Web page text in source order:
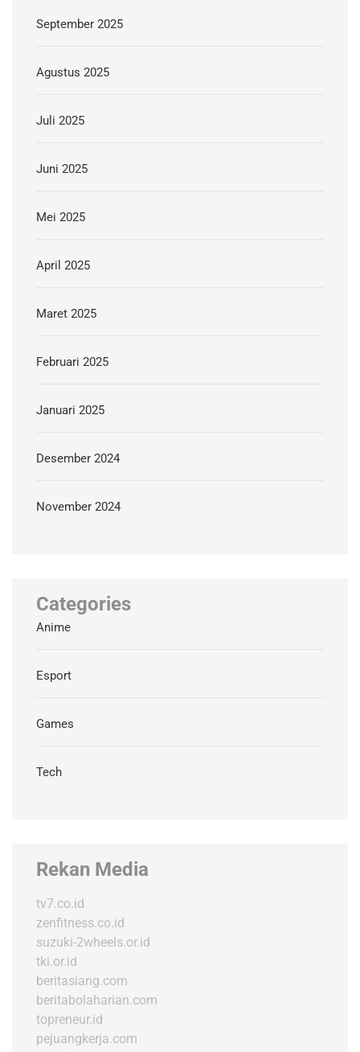
September 2025
Agustus 2025
Juli 2025
Juni 2025
Mei 2025
April 2025
Maret 2025
Februari 2025
Januari 2025
Desember 2024
November 2024
Categories
Anime
Esport
Games
Tech
Rekan Media
tv7.co.id
zenfitness.co.id
suzuki-2wheels.or.id
tki.or.id
beritasiang.com
beritabolaharian.com
topreneur.id
pejuangkerja.com